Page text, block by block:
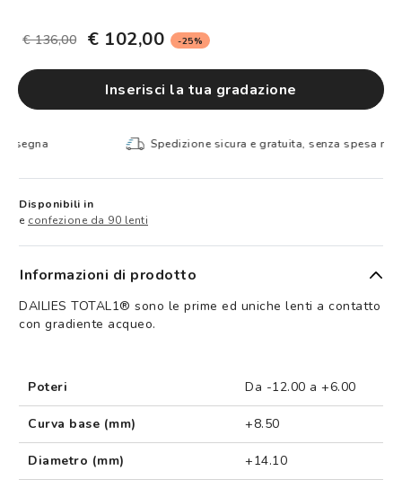
€ 136,00 € 102,00 -25%
Inserisci la tua gradazione
Spedizione sicura e gratuita, senza spesa minima
Disponibili in
e confezione da 90 lenti
Informazioni di prodotto
DAILIES TOTAL1® sono le prime ed uniche lenti a contatto
con gradiente acqueo.
Poteri Da -12.00 a +6.00
Curva base (mm) +8.50
Diametro (mm) +14.10